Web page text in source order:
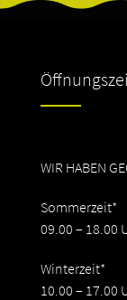
WIR HABEN
Sommerzeit*
09.00 – 18.00
Winterzeit*
10.00 – 17.00